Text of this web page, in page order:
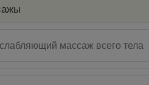
массаж всего тела